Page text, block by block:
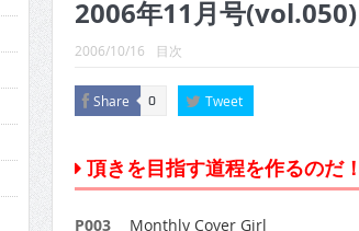
CINEMA×STYLE 289号
CINEMA×STYLE 288号
CINEMA×STYLE 287号
CINEMA×STYLE 286号
CINEMA×STYLE 285号
2006年11月号
2006/10/16 目次
Share 0 Tweet
頂きを目指す道程を作るのだ！
P003
Monthly Cover Girl